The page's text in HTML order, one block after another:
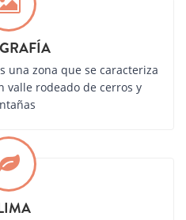
una zona que se caracteriza
valle rodeado de cerros y